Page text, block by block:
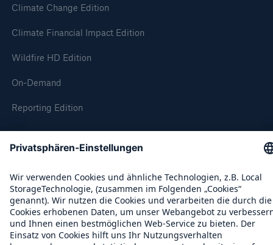
Climate Change Edition
Climate Financial Impact Edition
Wildfire HD Edition
On-Demand
Reporting Edition
Unternehmen
Über uns
Veranstaltungen
Kontakt